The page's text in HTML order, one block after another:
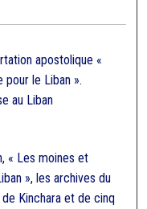
apostolique «
pour le Liban ».
au Liban
« Les moines et
», les archives du
Kinchara et de cinq